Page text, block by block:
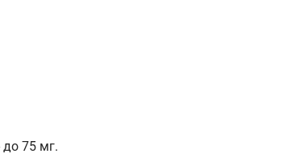
до 75 мг.